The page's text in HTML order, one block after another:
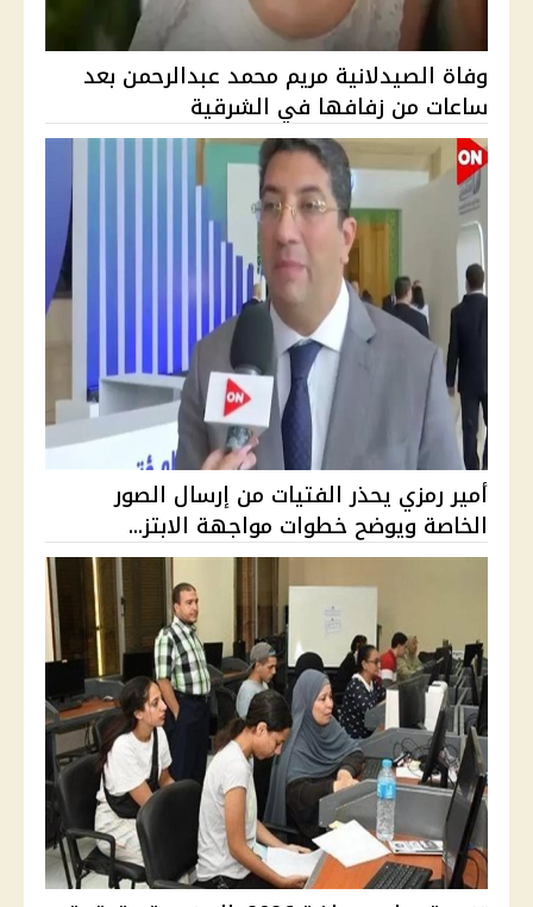
وفاة الصيدلانية مريم محمد عبدالرحمن بعد
ساعات من زفافها في الشرقية
أمير رمزي يحذر الفتيات من إرسال الصور
الخاصة ويوضح خطوات مواجهة الابتز...